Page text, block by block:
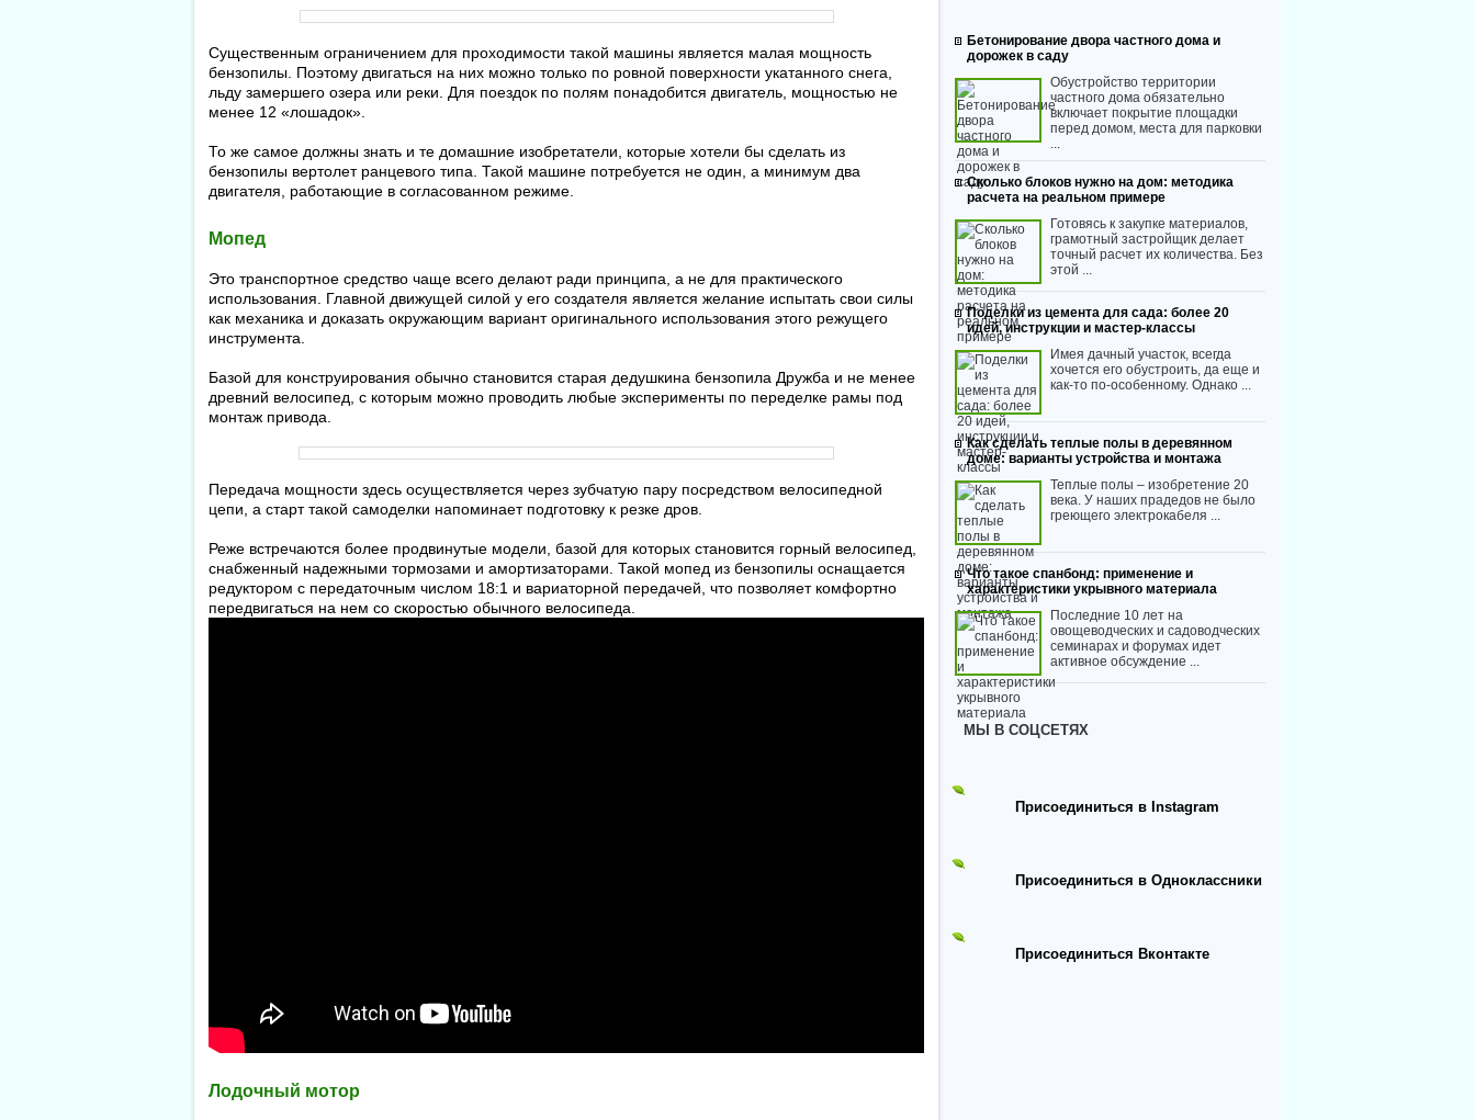
Существенным ограничением для проходимости такой машины является малая мощность
бензопилы. Поэтому двигаться на них можно только по ровной поверхности укатанного снега,
льду замершего озера или реки. Для поездок по полям понадобится двигатель, мощностью не
менее 12 «лошадок».
То же самое должны знать и те домашние изобретатели, которые хотели бы сделать из
бензопилы вертолет ранцевого типа. Такой машине потребуется не один, а минимум два
двигателя, работающие в согласованном режиме.
Мопед
Это транспортное средство чаще всего делают ради принципа, а не для практического
использования. Главной движущей силой у его создателя является желание испытать свои силы
как механика и доказать окружающим вариант оригинального использования этого режущего
инструмента.
Базой для конструирования обычно становится старая дедушкина бензопила Дружба и не менее
древний велосипед, с которым можно проводить любые эксперименты по переделке рамы под
монтаж привода.
Передача мощности здесь осуществляется через зубчатую пару посредством велосипедной
цепи, а старт такой самоделки напоминает подготовку к резке дров.
Реже встречаются более продвинутые модели, базой для которых становится горный велосипед,
снабженный надежными тормозами и амортизаторами. Такой мопед из бензопилы оснащается
редуктором с передаточным числом 18:1 и вариаторной передачей, что позволяет комфортно
передвигаться на нем со скоростью обычного велосипеда.
Лодочный мотор
Бетонирование двора частного дома и
дорожек в саду
Обустройство территории
частного дома обязательно
включает покрытие площадки
перед домом, места для парковки
...
Сколько блоков нужно на дом: методика
расчета на реальном примере
Готовясь к закупке материалов,
грамотный застройщик делает
точный расчет их количества. Без
этой ...
Поделки из цемента для сада: более 20
идей, инструкции и мастер-классы
Имея дачный участок, всегда
хочется его обустроить, да еще и
как-то по-особенному. Однако ...
Как сделать теплые полы в деревянном
доме: варианты устройства и монтажа
Теплые полы – изобретение 20
века. У наших прадедов не было
греющего электрокабеля ...
Что такое спанбонд: применение и
характеристики укрывного материала
Последние 10 лет на
овощеводческих и садоводческих
семинарах и форумах идет
активное обсуждение ...
МЫ В СОЦСЕТЯХ
Присоединиться в Instagram
Присоединиться в Одноклассники
Присоединиться Вконтакте